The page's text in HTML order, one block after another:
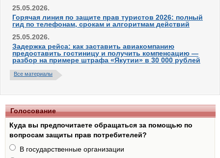
25.05.2026.
Горячая линия по защите прав туристов 2026: полный
гид по телефонам, срокам и алгоритмам действий
25.05.2026.
Задержка рейса: как заставить авиакомпанию
предоставить гостиницу и получить компенсацию —
разбор на примере штрафа «Якутии» в 30 000 рублей
Все материалы
Голосование
Куда вы предпочитаете обращаться за помощью по
вопросам защиты прав потребителей?
В государственные организации